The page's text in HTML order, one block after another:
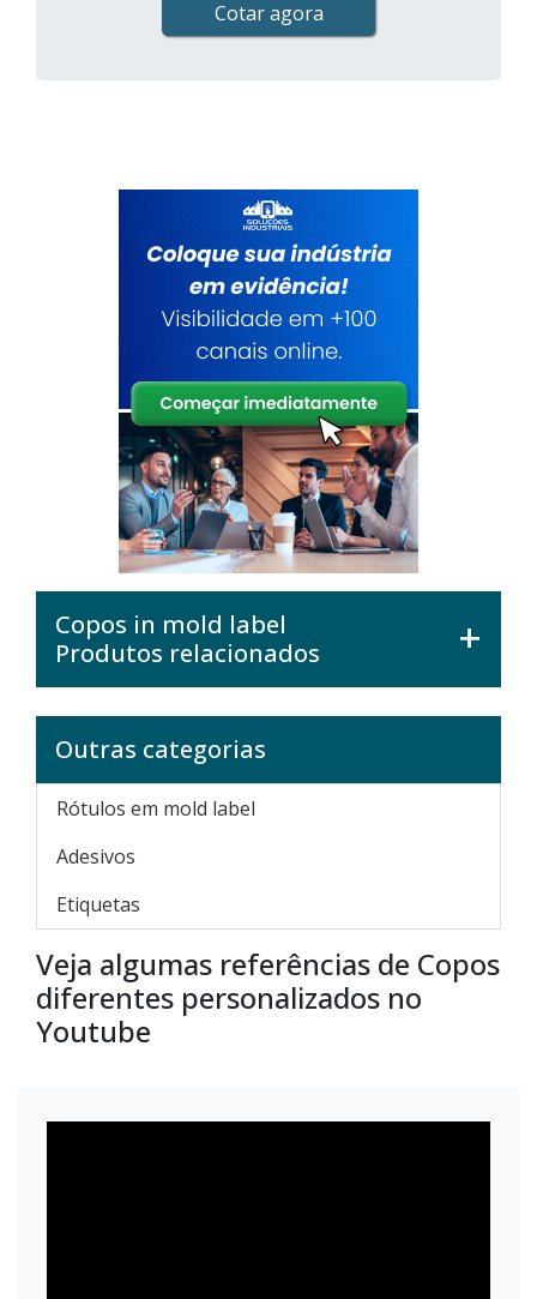
Cotar agora
Copos in mold label
Produtos relacionados
Outras categorias
Rótulos em mold label
Adesivos
Etiquetas
Veja algumas referências de Copos
diferentes personalizados no
Youtube